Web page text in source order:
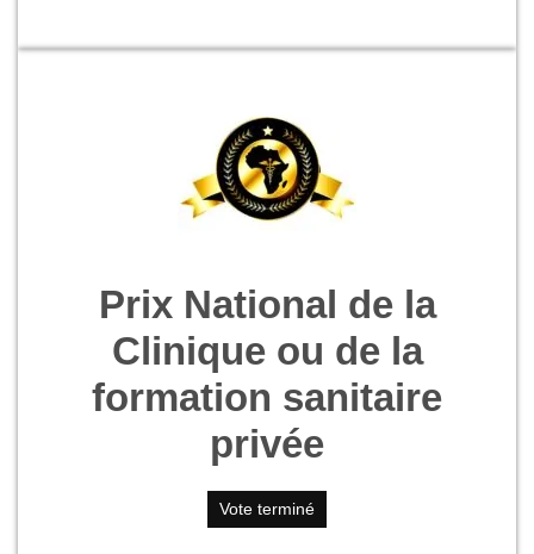
Prix National de la
Clinique ou de la
formation sanitaire
privée
Vote terminé